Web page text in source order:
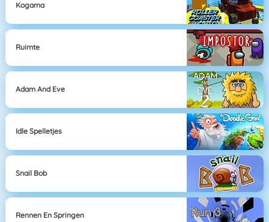
Kogama
Ruimte
Adam And Eve
Idle Spelletjes
Snail Bob
Rennen En Springen